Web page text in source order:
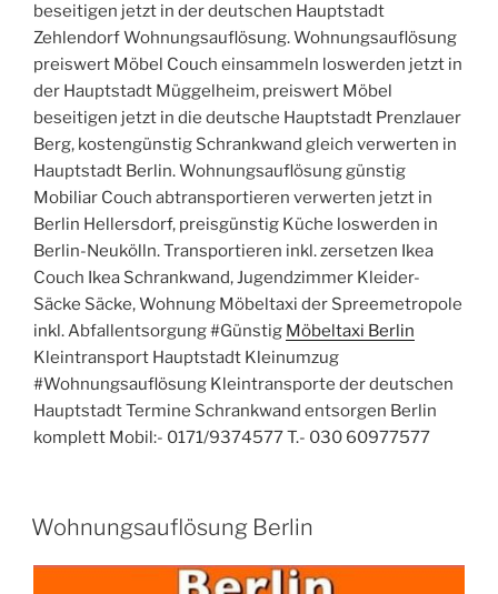
beseitigen jetzt in der deutschen Hauptstadt
Zehlendorf Wohnungsauflösung. Wohnungsauflösung
preiswert Möbel Couch einsammeln loswerden jetzt in
der Hauptstadt Müggelheim, preiswert Möbel
beseitigen jetzt in die deutsche Hauptstadt Prenzlauer
Berg, kostengünstig Schrankwand gleich verwerten in
Hauptstadt Berlin. Wohnungsauflösung günstig
Mobiliar Couch abtransportieren verwerten jetzt in
Berlin Hellersdorf, preisgünstig Küche loswerden in
Berlin-Neukölln. Transportieren inkl. zersetzen Ikea
Couch Ikea Schrankwand, Jugendzimmer Kleider-
Säcke Säcke, Wohnung Möbeltaxi der Spreemetropole
inkl. Abfallentsorgung #Günstig Möbeltaxi Berlin
Kleintransport Hauptstadt Kleinumzug
#Wohnungsauflösung Kleintransporte der deutschen
Hauptstadt Termine Schrankwand entsorgen Berlin
komplett Mobil:- 0171/9374577 T.- 030 60977577
VERÖFFENTLICHT
AM
Wohnungsauflösung Berlin